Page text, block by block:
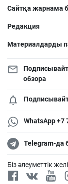
Сайтқа жарнама
Редакция
Материалдарды
обзора
WhatsApp +7
Telegram-да
Біз әлеуметтік